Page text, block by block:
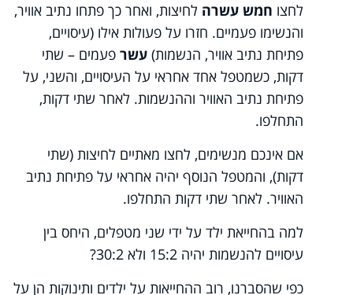
לחצו חמש עשרה לחיצות, ואחר כך פתחו נתיב אוויר,
והנשימו פעמיים. חזרו על פעולות אילו (עיסויים,
פתיחת נתיב אוויר, הנשמות) עשר פעמים – שתי
דקות, כשמטפל אחד אחראי על העיסויים, והשני, על
פתיחת נתיב האוויר וההנשמות. לאחר שתי דקות,
התחלפו.
אם אינכם מנשימים, לחצו מאתיים לחיצות (שתי
דקות), והמטפל הנוסף יהיה אחראי על פתיחת נתיב
האוויר. לאחר שתי דקות התחלפו.
למה בהחייאת ילד על ידי שני מטפלים, היחס בין
עיסויים להנשמות יהיה 15:2 ולא 30:2?
כפי שהסברנו, רוב ההחייאות על ילדים ותינוקות הן על